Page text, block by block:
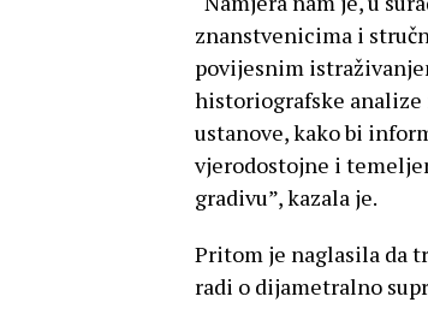
znanstvenicima i
povijesnim
historiografske analize
ustanove, kako bi
vjerodostojne i
gradivu”, kazala je.
Pritom je naglasila da
radi o dijametralno